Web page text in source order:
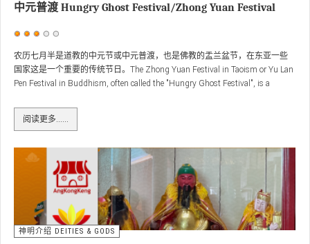
中元普渡 Hungry Ghost Festival/Zhong Yuan Festival
用
户
评
价：3/5
农历七月半是道教的中元节或中元普渡，也是佛教的盂兰盆节，在东亚一些
国家这是一个重要的传统节日。The Zhong Yuan Festival in Taoism or Yu Lan
Pen Festival in Buddhism, often called the "Hungry Ghost Festival", is a
阅读更多……
神明介绍 DEITIES & GODS